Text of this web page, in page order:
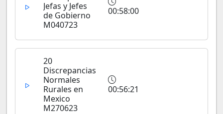
Jefas y Jefes
de Gobierno
M040723
00:58:00
20
Discrepancias
Normales
Rurales en
Mexico
M270623
00:56:21